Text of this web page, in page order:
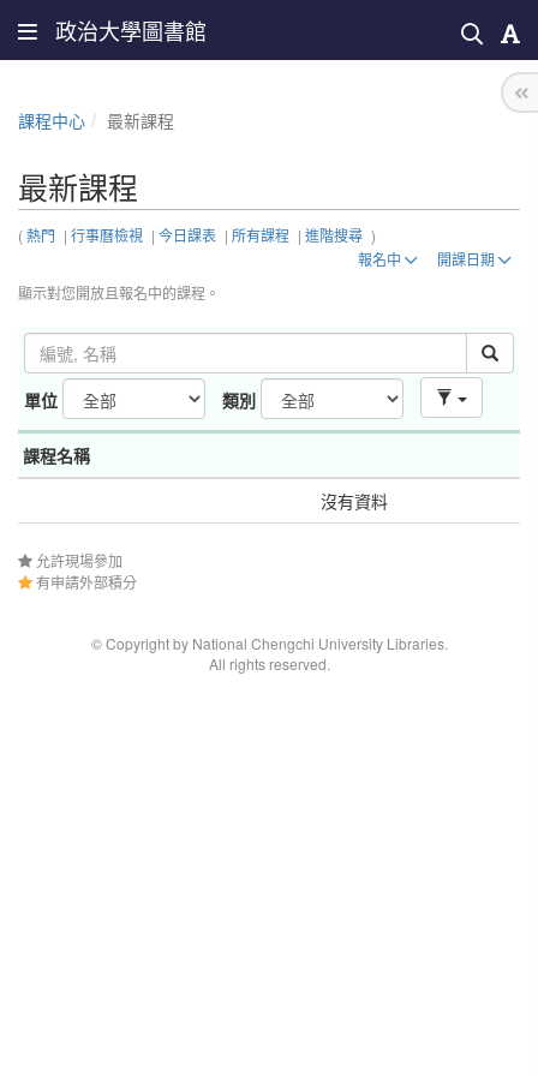
政治大學圖書館
課程中心 最新課程
最新課程
(熱門 | 行事曆檢視 | 今日課表 | 所有課程 | 進階搜尋 )
報名中
開課日期
顯示對您開放且報名中的課程。
單位 類別
課程名稱
沒有資料
允許現場參加
有申請外部積分
© Copyright by National Chengchi University Libraries.
All rights reserved.